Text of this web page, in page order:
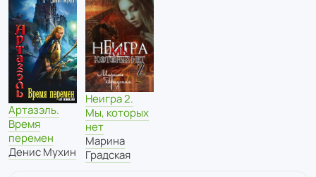
Артазэль.
Время
перемен
Денис Мухин
Неигра 2.
Мы, которых
нет
Марина
Градская